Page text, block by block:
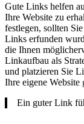
Gute Links helfen
Ihre Website zu
festlegen, sollten
Links erfunden
die Ihnen
Linkaufbau als
und platzieren Sie
Ihre eigene Website
Ein guter Link